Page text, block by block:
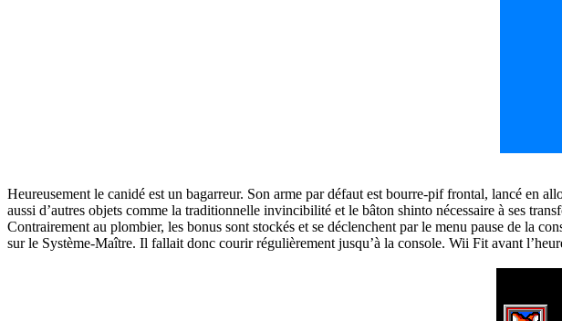
Heureusement le canidé est un bagarreur. Son arme par défaut est bourre-pif frontal, lancé en
aussi d’autres objets comme la traditionnelle invincibilité et le bâton shinto nécessaire à ses
Contrairement au plombier, les bonus sont stockés et se déclenchent par le menu pause de la
sur le Système-Maître. Il fallait donc courir régulièrement jusqu’à la console. Wii Fit avant